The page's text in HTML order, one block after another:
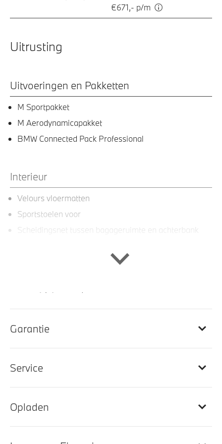
€671,- p/m
Uitrusting
Uitvoeringen en Pakketten
M Sportpakket
M Aerodynamicapakket
BMW Connected Pack Professional
Interieur
Velours vloermatten
Sportstoelen voor
Scheidingsnet tussen bagageruimte en achterbank
BMW TeleServices
DAB-tuner
Garantie
Service
Opladen